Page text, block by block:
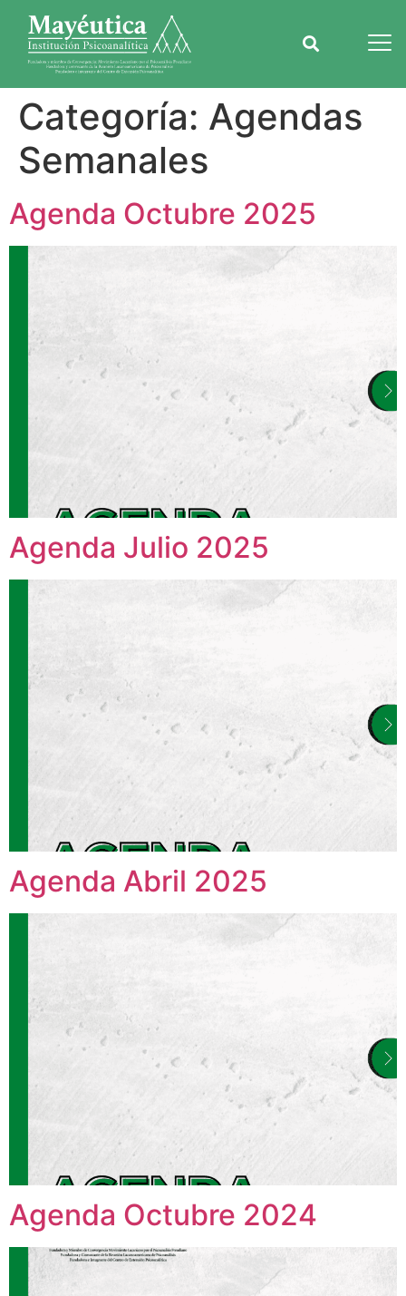
Categoría: Agendas
Semanales
Agenda Octubre 2025
Agenda Julio 2025
Agenda Abril 2025
Agenda Octubre 2024